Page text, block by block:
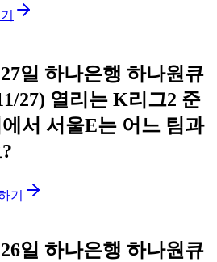
일 하나은행 하나원큐
27) 열리는 K리그2 준
서 서울E는 어느 팀과
기
일 하나은행 하나원큐